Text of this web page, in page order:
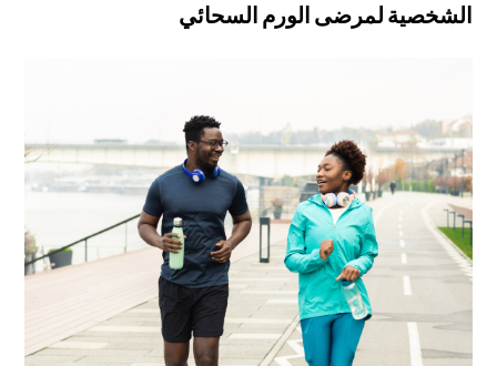
الشخصية لمرضى الورم السحائي